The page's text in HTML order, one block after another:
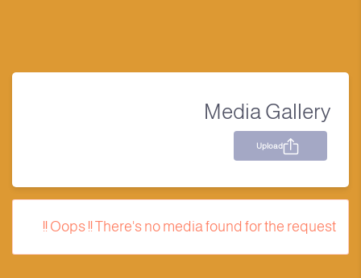
Media Gallery
Upload
Oops !! There's no media found for the request !!